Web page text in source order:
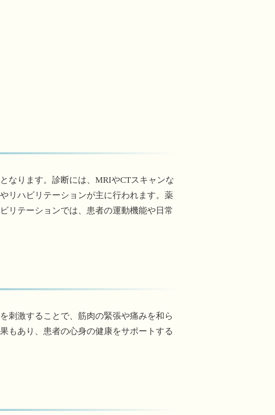
なります。診断には、MRIやCTスキャンな
リハビリテーションが主に行われます。薬
リテーションでは、患者の運動機能や日常
刺激することで、筋肉の緊張や痛みを和ら
もあり、患者の心身の健康をサポートする